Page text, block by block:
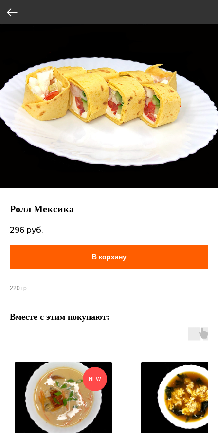
Ролл Мексика
296 руб.
В корзину
220 гр.
Вместе с этим покупают:
NEW